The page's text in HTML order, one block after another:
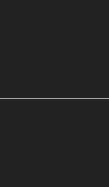
trin din